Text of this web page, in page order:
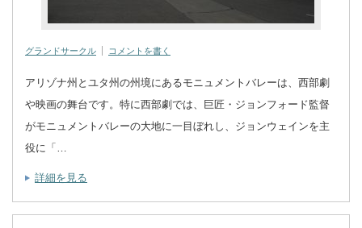
グランドサークル コメントを書く
アリゾナ州とユタ州の州境にあるモニュメントバレーは、西部劇
や映画の舞台です。特に西部劇では、巨匠・ジョンフォード監督
がモニュメントバレーの大地に一目ぼれし、ジョンウェインを主
役に「…
詳細を見る